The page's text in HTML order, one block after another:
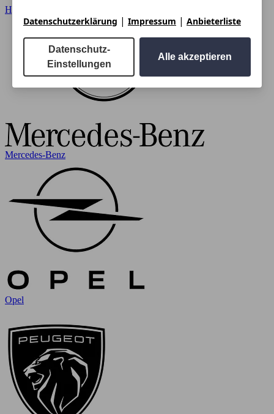
Hyundai
Mercedes-Benz
Opel
Datenschutzerklärung | Impressum | Anbieterliste
Datenschutz-
Einstellungen
Alle akzeptieren